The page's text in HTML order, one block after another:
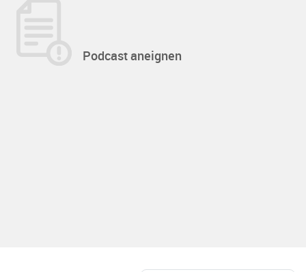
Podcast aneignen